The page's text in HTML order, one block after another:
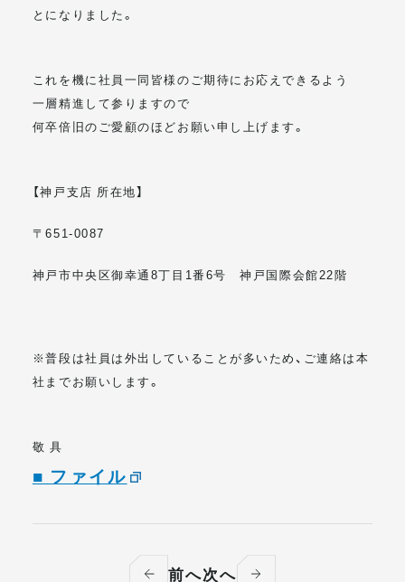
とになりました。
これを機に社員一同皆様のご期待にお応えできるよう
一層精進して参りますので
何卒倍旧のご愛顧のほどお願い申し上げます。
【神戸支店 所在地】
〒651-0087
神戸市中央区御幸通8丁目1番6号 神戸国際会館22階
※普段は社員は外出していることが多いため、ご連絡は本
社までお願いします。
敬 具
■ ファイル
前へ次へ